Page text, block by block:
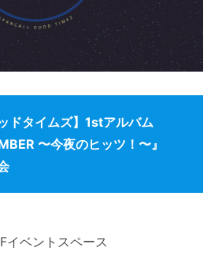
ドタイムズ】1stアルバム
〜今夜のヒッツ！〜』
イベントスペース